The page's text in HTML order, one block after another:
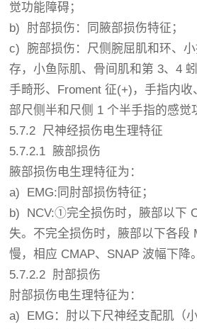
觉功能障碍；
b) 肘部损伤：同腋部损伤特征；
c) 腕部损伤：尺侧腕屈肌和环、
存，小鱼际肌、骨间肌和第 3、4
手畸形、Froment 征(+)，手指内
部尺侧半和尺侧 1 个半手指的感觉
5.7.2 尺神经损伤电生理特征
5.7.2.1 腋部损伤
腋部损伤电生理特征为：
a) EMG:同肘部损伤特征；
b) NCV:①完全损伤时，腋部以下
失。不完全损伤时，腋部以下各段
慢，相应 CMAP、SNAP 波幅下降。
5.7.2.2 肘部损伤
肘部损伤电生理特征为：
a) EMG：肘以下尺神经支配肌（